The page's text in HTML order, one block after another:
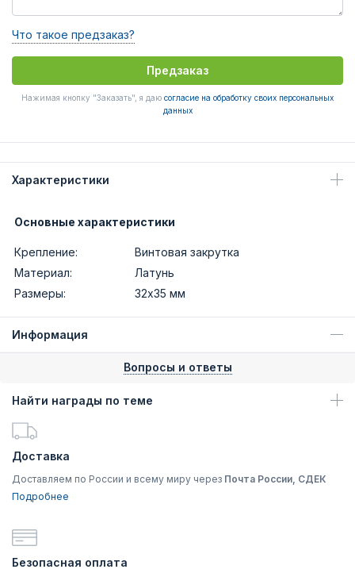
Что такое предзаказ?
Предзаказ
Нажимая кнопку "Заказать", я даю согласие на обработку своих персональных
данных
Характеристики
Основные характеристики
Крепление:
Винтовая закрутка
Материал:
Латунь
Размеры:
32х35 мм
Информация
Вопросы и ответы
Найти награды по теме
Доставка
Доставляем по России и всему миру через Почта России, СДЕК
Подробнее
Безопасная оплата